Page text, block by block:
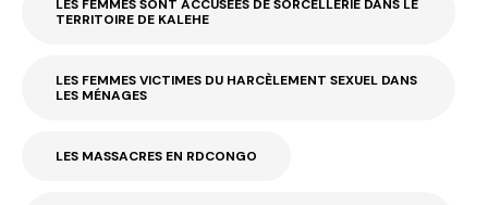
LES FEMMES SONT ACCUSÉES DE SORCELLERIE DANS LE
TERRITOIRE DE KALEHE
LES FEMMES VICTIMES DU HARCÈLEMENT SEXUEL DANS
LES MÉNAGES
LES MASSACRES EN RDCONGO